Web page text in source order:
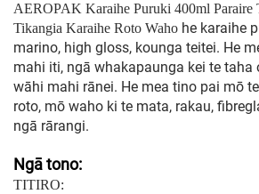
AEROPAK Karaihe Puruki 400ml Paraire
Tikangia Karaihe Roto Waho he karaihe
marino, high gloss, kounga teitei. He
mahi iti, ngā whakapaunga kei te taha
wāhi mahi rānei. He mea tino pai mō
roto, mō waho ki te mata, rakau,
ngā rārangi.
Ngā tono:
TITIRO: